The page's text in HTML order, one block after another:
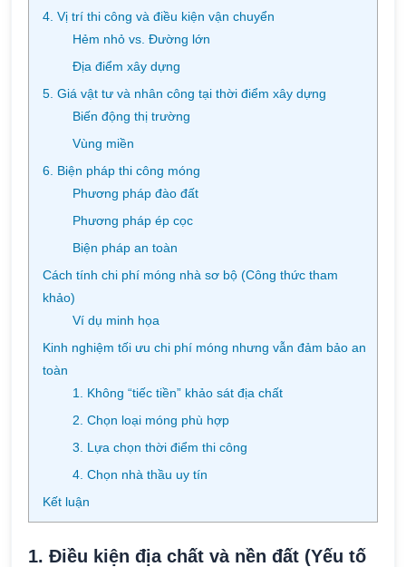
4. Vị trí thi công và điều kiện vận chuyển
Hẻm nhỏ vs. Đường lớn
Địa điểm xây dựng
5. Giá vật tư và nhân công tại thời điểm xây dựng
Biến động thị trường
Vùng miền
6. Biện pháp thi công móng
Phương pháp đào đất
Phương pháp ép cọc
Biện pháp an toàn
Cách tính chi phí móng nhà sơ bộ (Công thức tham
khảo)
Ví dụ minh họa
Kinh nghiệm tối ưu chi phí móng nhưng vẫn đảm bảo an
toàn
1. Không “tiếc tiền” khảo sát địa chất
2. Chọn loại móng phù hợp
3. Lựa chọn thời điểm thi công
4. Chọn nhà thầu uy tín
Kết luận
1. Điều kiện địa chất và nền đất (Yếu tố